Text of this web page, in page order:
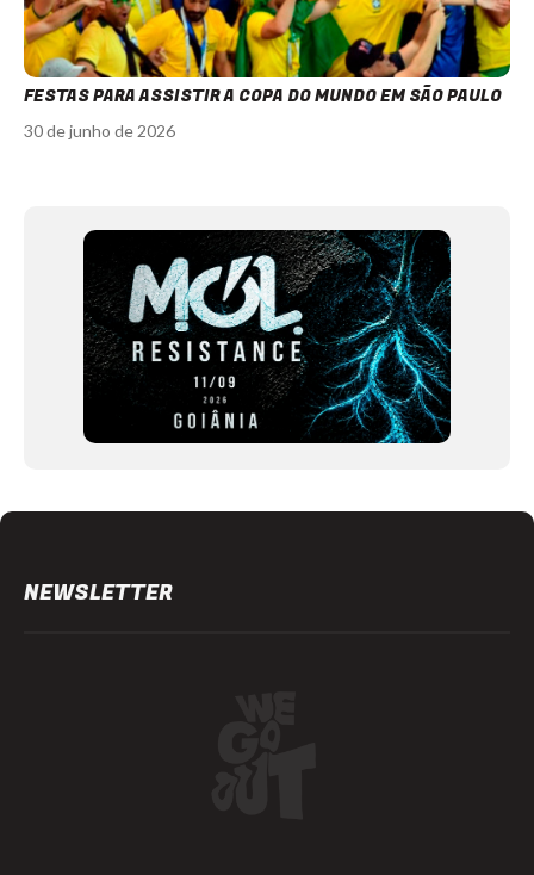
FESTAS PARA ASSISTIR A COPA DO MUNDO EM SÃO PAULO
30 de junho de 2026
NEWSLETTER